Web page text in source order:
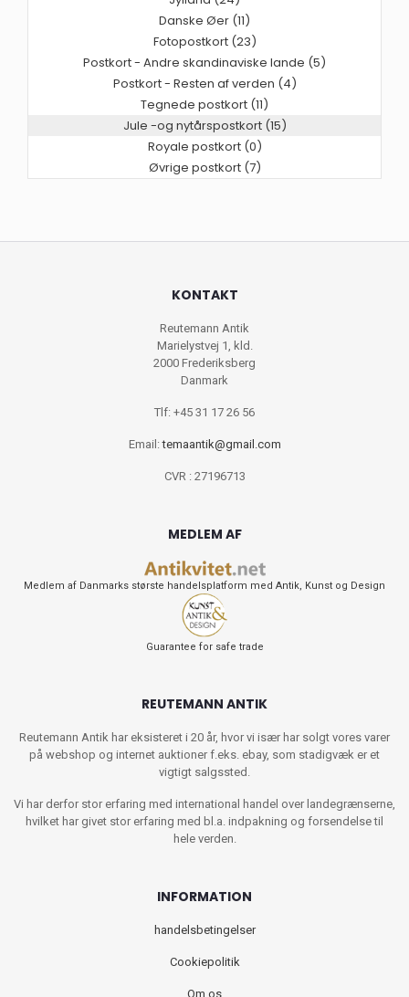
Danske Øer (11)
Fotopostkort (23)
Postkort - Andre skandinaviske lande (5)
Postkort - Resten af verden (4)
Tegnede postkort (11)
Jule -og nytårspostkort (15)
Royale postkort (0)
Øvrige postkort (7)
KONTAKT
Reutemann Antik
Marielystvej 1, kld.
2000 Frederiksberg
Danmark
Tlf: +45 31 17 26 56
Email:temaantik@gmail.com
CVR : 27196713
MEDLEM AF
Medlem af Danmarks største handelsplatform med Antik, Kunst og Design
Guarantee for safe trade
REUTEMANN ANTIK
Reutemann Antik har eksisteret i 20 år, hvor vi især har solgt vores varer
på webshop og internet auktioner f.eks. ebay, som stadigvæk er et
vigtigt salgssted.
Vi har derfor stor erfaring med international handel over landegrænserne,
hvilket har givet stor erfaring med bl.a. indpakning og forsendelse til
hele verden.
INFORMATION
handelsbetingelser
Cookiepolitik
Om os